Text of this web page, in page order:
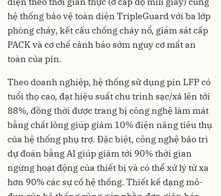
hệ thống bảo vệ toàn diện TripleGuard với ba lớp
phòng cháy, kết cấu chống cháy nổ, giám sát cấp
PACK và cơ chế cảnh báo sớm nguy cơ mất an
toàn của pin.
Theo doanh nghiệp, hệ thống sử dụng pin LFP có
tuổi thọ cao, đạt hiệu suất chu trình sạc/xả lên tới
88%, đồng thời được trang bị công nghệ làm mát
bằng chất lỏng giúp giảm 10% điện năng tiêu thụ
của hệ thống phụ trợ. Đặc biệt, công nghệ bảo trì
dự đoán bằng AI giúp giảm tới 90% thời gian
ngừng hoạt động của thiết bị và có thể xử lý từ xa
hơn 90% các sự cố hệ thống. Thiết kế dạng mô-